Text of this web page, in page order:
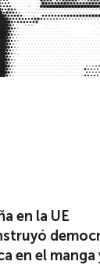
en la UE
en el manga